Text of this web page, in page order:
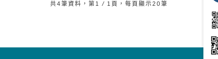
共4筆資料，第1 / 1頁，每頁顯示20筆